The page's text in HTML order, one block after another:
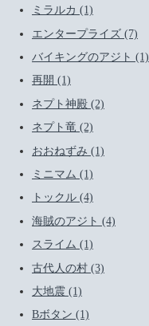
ミラルカ (1)
エンタープライズ (7)
バイキングのアジト (1)
再開 (1)
ネプト神殿 (2)
ネプト竜 (2)
おおねずみ (1)
ミニマム (1)
トックル (4)
海賊のアジト (4)
スライム (1)
古代人の村 (3)
大地震 (1)
Bボタン (1)